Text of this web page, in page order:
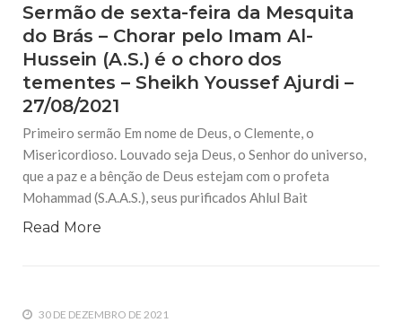
Sermão de sexta-feira da Mesquita
do Brás – Chorar pelo Imam Al-
Hussein (A.S.) é o choro dos
tementes – Sheikh Youssef Ajurdi –
27/08/2021
Primeiro sermão Em nome de Deus, o Clemente, o
Misericordioso. Louvado seja Deus, o Senhor do universo,
que a paz e a bênção de Deus estejam com o profeta
Mohammad (S.A.A.S.), seus purificados Ahlul Bait
Read More
30 DE DEZEMBRO DE 2021